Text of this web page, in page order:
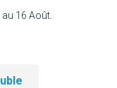
16 Août.